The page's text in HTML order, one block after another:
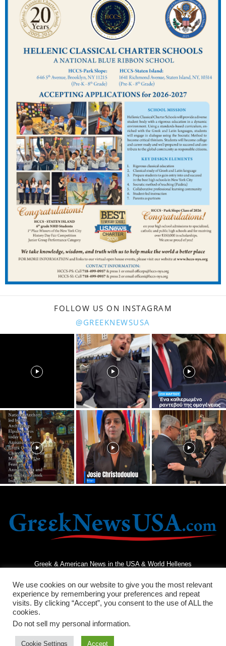
FOLLOW US ON INSTAGRAM
@GREEKNEWSUSA
Greek & American News in the USA & World Hellenes
Terms and Conditions
We use cookies on our website to give you the most relevant
experience by remembering your preferences and repeat
visits. By clicking “Accept”, you consent to the use of ALL the
cookies.
Do not sell my personal information.
Cookie Settings Accept